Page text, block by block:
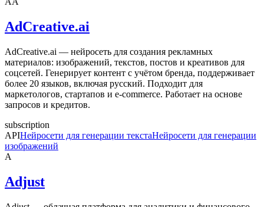
AdCreative.ai
AdCreative.ai — нейросеть для создания рекламных
материалов: изображений, текстов, постов и креативов для
соцсетей. Генерирует контент с учётом бренда, поддерживает
более 20 языков, включая русский. Подходит для
маркетологов, стартапов и e-commerce. Работает на основе
запросов и кредитов.
subscription
APIНейросети для генерации текстаНейросети для генерации
изображений
A
Adjust